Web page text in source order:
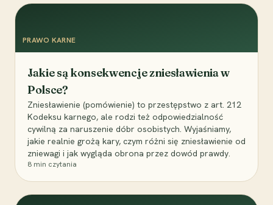
PRAWO KARNE
Jakie są konsekwencje zniesławienia w
Polsce?
Zniesławienie (pomówienie) to przestępstwo z art. 212
Kodeksu karnego, ale rodzi też odpowiedzialność
cywilną za naruszenie dóbr osobistych. Wyjaśniamy,
jakie realnie grożą kary, czym różni się zniesławienie od
zniewagi i jak wygląda obrona przez dowód prawdy.
8 min czytania